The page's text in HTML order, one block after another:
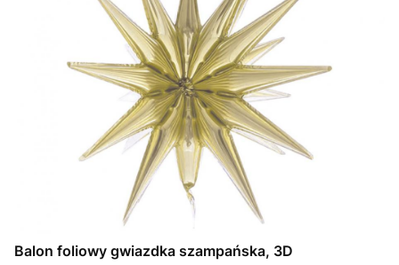
Balon foliowy gwiazdka szampańska, 3D